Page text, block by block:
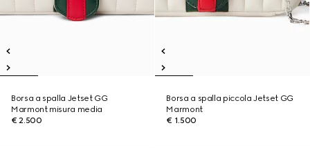
Borsa a spalla Jetset GG
Marmont misura media
€ 2.500
Borsa a spalla piccola Jetset GG
Marmont
€ 1.500